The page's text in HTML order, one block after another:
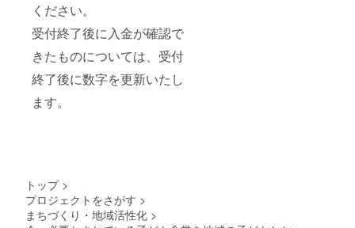
ください。
受付終了後に入金が確認で
きたものについては、受付
終了後に数字を更新いたし
ます。
トップ >
プロジェクトをさがす >
まちづくり・地域活性化 >